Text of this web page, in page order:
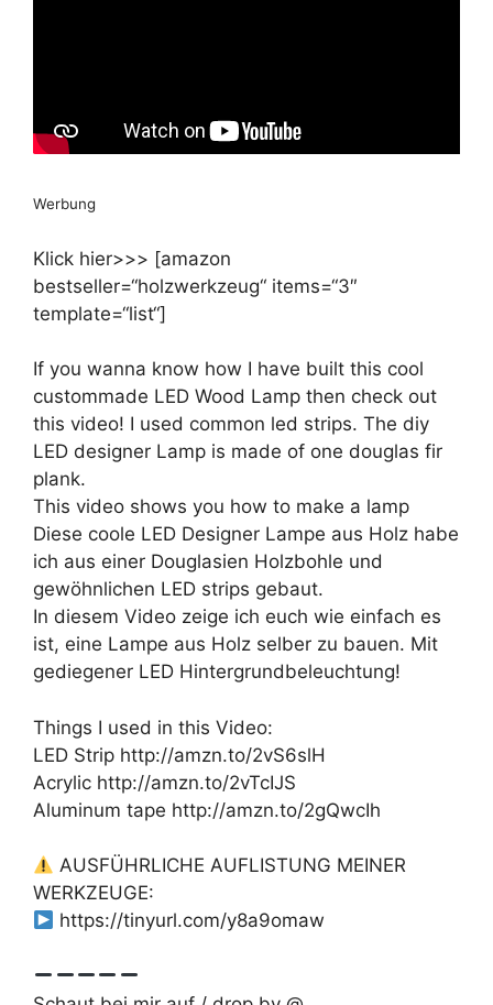
Werbung
Klick hier>>> [amazon
bestseller=“holzwerkzeug“ items=“3″
template=“list“]
If you wanna know how I have built this cool
custommade LED Wood Lamp then check out
this video! I used common led strips. The diy
LED designer Lamp is made of one douglas fir
plank.
This video shows you how to make a lamp
Diese coole LED Designer Lampe aus Holz habe
ich aus einer Douglasien Holzbohle und
gewöhnlichen LED strips gebaut.
In diesem Video zeige ich euch wie einfach es
ist, eine Lampe aus Holz selber zu bauen. Mit
gediegener LED Hintergrundbeleuchtung!
Things I used in this Video:
LED Strip http://amzn.to/2vS6slH
Acrylic http://amzn.to/2vTcIJS
Aluminum tape http://amzn.to/2gQwcIh
AUSFÜHRLICHE AUFLISTUNG MEINER
WERKZEUGE:
https://tinyurl.com/y8a9omaw